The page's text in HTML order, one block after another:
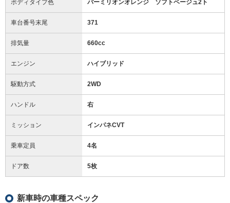
ボディタイプ色 バーミリオンオレンジ ソフトベージュ2ト
車台番号末尾 371
排気量 660cc
エンジン ハイブリッド
駆動方式 2WD
ハンドル 右
ミッション インパネCVT
乗車定員 4名
ドア数 5枚
新車時の車種スペック